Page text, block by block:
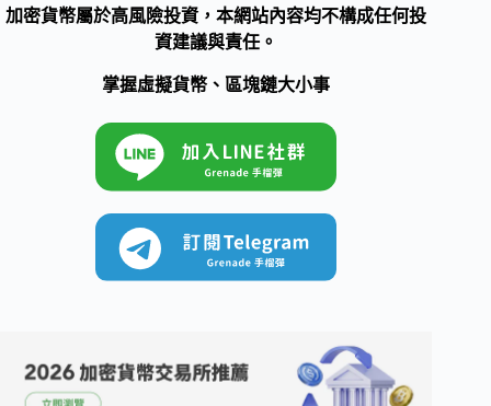
加密貨幣屬於高風險投資，本網站內容均不構成任何投
資建議與責任。
掌握虛擬貨幣、區塊鏈大小事